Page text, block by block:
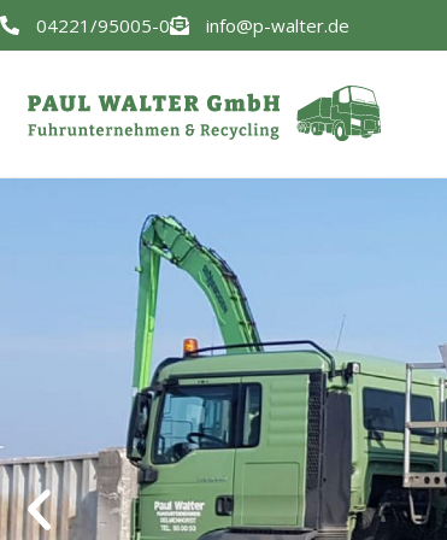
Zum
Inhalt
04221/95005-0 info@p-walter.de